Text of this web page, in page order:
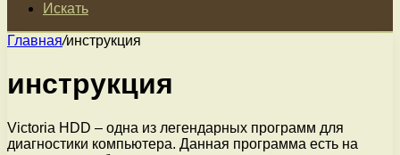
Искать
Главная/инструкция
инструкция
Victoria HDD – одна из легендарных программ для
диагностики компьютера. Данная программа есть на